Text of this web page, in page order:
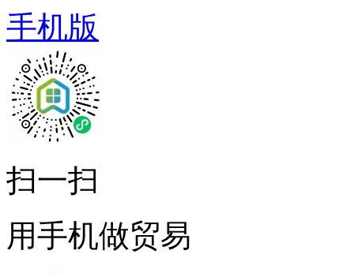
手机版
扫一扫
用手机做贸易